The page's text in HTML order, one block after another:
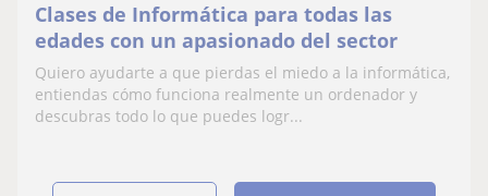
Clases de Informática para todas las
edades con un apasionado del sector
Quiero ayudarte a que pierdas el miedo a la informática,
entiendas cómo funciona realmente un ordenador y
descubras todo lo que puedes logr...